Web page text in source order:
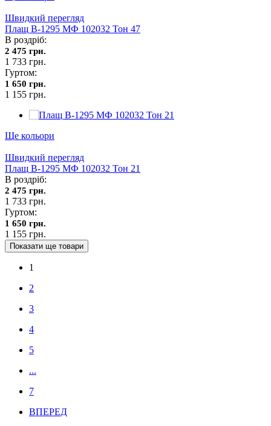
Швидкий перегляд
Плащ В-1295 МФ 102032 Тон 47
В роздріб:
2 475 грн.
1 733 грн.
Гуртом:
1 650 грн.
1 155 грн.
Ще кольори
Швидкий перегляд
Плащ В-1295 МФ 102032 Тон 21
В роздріб:
2 475 грн.
1 733 грн.
Гуртом:
1 650 грн.
1 155 грн.
Показати ще товари
1
2
3
4
5
...
7
ВПЕРЕД